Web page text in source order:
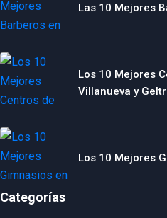
Las 10 Mejores
Los 10 Mejores
Villanueva y
Los 10 Mejores
Categorías